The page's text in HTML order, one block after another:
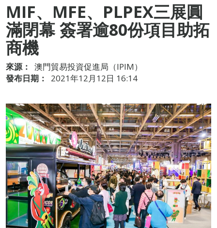
MIF、MFE、PLPEX三展圓
滿閉幕 簽署逾80份項目助拓
商機
來源：
澳門貿易投資促進局（IPIM）
發布日期：
2021年12月12日 16:14